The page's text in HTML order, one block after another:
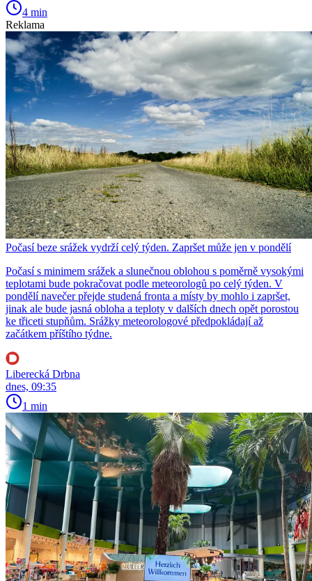
4 min
Reklama
Počasí beze srážek vydrží celý týden. Zapršet může jen v pondělí
Počasí s minimem srážek a slunečnou oblohou s poměrně vysokými
teplotami bude pokračovat podle meteorologů po celý týden. V
pondělí navečer přejde studená fronta a místy by mohlo i zapršet,
jinak ale bude jasná obloha a teploty v dalších dnech opět porostou
ke třiceti stupňům. Srážky meteorologové předpokládají až
začátkem příštího týdne.
Liberecká Drbna
dnes, 09:35
1 min